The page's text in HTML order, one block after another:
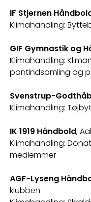
IF Stjernen
Klimahandling:
GIF Gymnastik og
Klimahandling:
pantindsamling og
Svenstrup-
Klimahandling:
IK 1919 Håndbold,
Klimahandling:
medlemmer
AGF-Lyseng
klubben